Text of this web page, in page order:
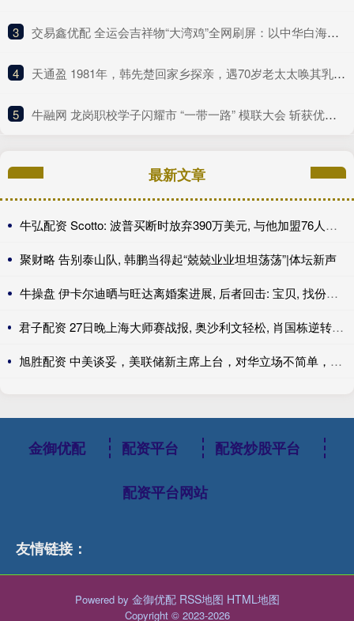
3 ​交易鑫优配 全运会吉祥物“大湾鸡”全网刷屏：以中华白海豚为原型
4 ​天通盈 1981年，韩先楚回家乡探亲，遇70岁老太太唤其乳名，泪水夺眶而出
5 ​牛融网 龙岗职校学子闪耀市 “一带一路” 模联大会 斩获优秀代表称号挺进决赛!
最新文章
牛弘配资 Scotto: 波普买断时放弃390万美元, 与他加盟76人年薪相同
聚财略 告别泰山队, 韩鹏当得起“兢兢业业坦坦荡荡”|体坛新声
牛操盘 伊卡尔迪晒与旺达离婚案进展, 后者回击: 宝贝, 找份工作吧
君子配资 27日晚上海大师赛战报, 奥沙利文轻松, 肖国栋逆转, 周跃龙绝杀
旭胜配资 中美谈妥，美联储新主席上台，对华立场不简单，中国减持大笔美债
金御优配 配资平台 配资炒股平台
配资平台网站
友情链接：
Powered by 金御优配 RSS地图 HTML地图
Copyright © 2023-2026